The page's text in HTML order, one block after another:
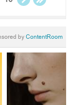
byContentRoom